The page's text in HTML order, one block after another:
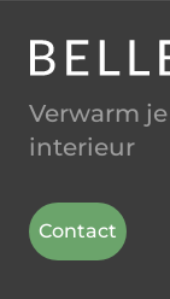
Verwarm
interieur
Contact